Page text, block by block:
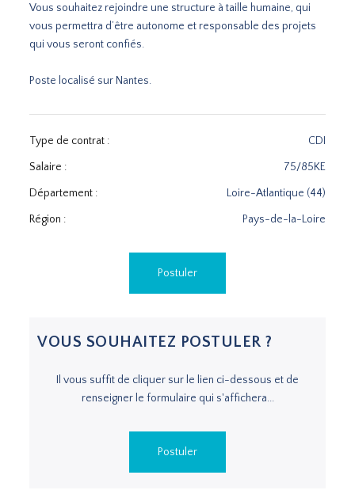
Vous souhaitez rejoindre une structure à taille humaine, qui
vous permettra d’être autonome et responsable des projets
qui vous seront confiés.
Poste localisé sur Nantes.
Type de contrat : CDI
Salaire : 75/85KE
Département : Loire-Atlantique (44)
Région : Pays-de-la-Loire
Postuler
VOUS SOUHAITEZ POSTULER ?
Il vous suffit de cliquer sur le lien ci-dessous et de
renseigner le formulaire qui s'affichera...
Postuler